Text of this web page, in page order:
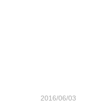
2016/06/03